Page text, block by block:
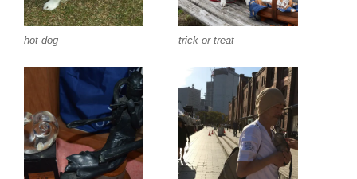
hot dog trick or treat